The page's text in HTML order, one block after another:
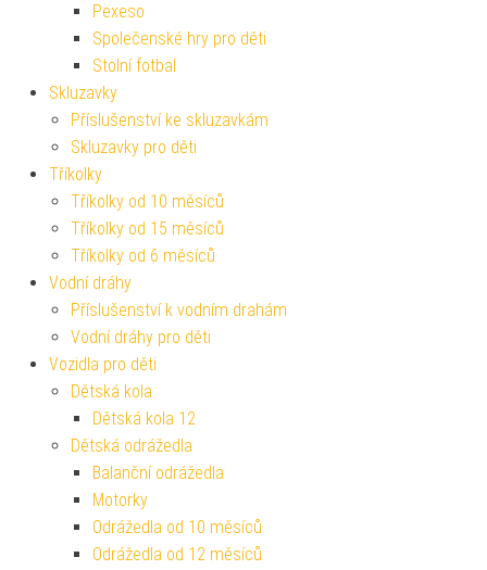
Pexeso
Společenské hry pro děti
Stolní fotbal
Skluzavky
Příslušenství ke skluzavkám
Skluzavky pro děti
Tříkolky
Tříkolky od 10 měsíců
Tříkolky od 15 měsíců
Tříkolky od 6 měsíců
Vodní dráhy
Příslušenství k vodním drahám
Vodní dráhy pro děti
Vozidla pro děti
Dětská kola
Dětská kola 12
Dětská odrážedla
Balanční odrážedla
Motorky
Odrážedla od 10 měsíců
Odrážedla od 12 měsíců